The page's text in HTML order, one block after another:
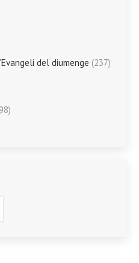
del diumenge (237)